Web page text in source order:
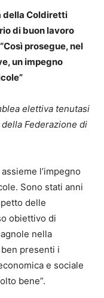
della Coldiretti
di buon lavoro
prosegue, nel
un impegno
elettiva tenutasi
Federazione di
l’impegno
Sono stati anni
delle
obiettivo di
nella
presenti i
e sociale
bene”.